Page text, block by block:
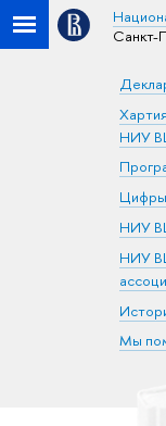
Санкт-
НИУ
НИУ
НИУ
Мы